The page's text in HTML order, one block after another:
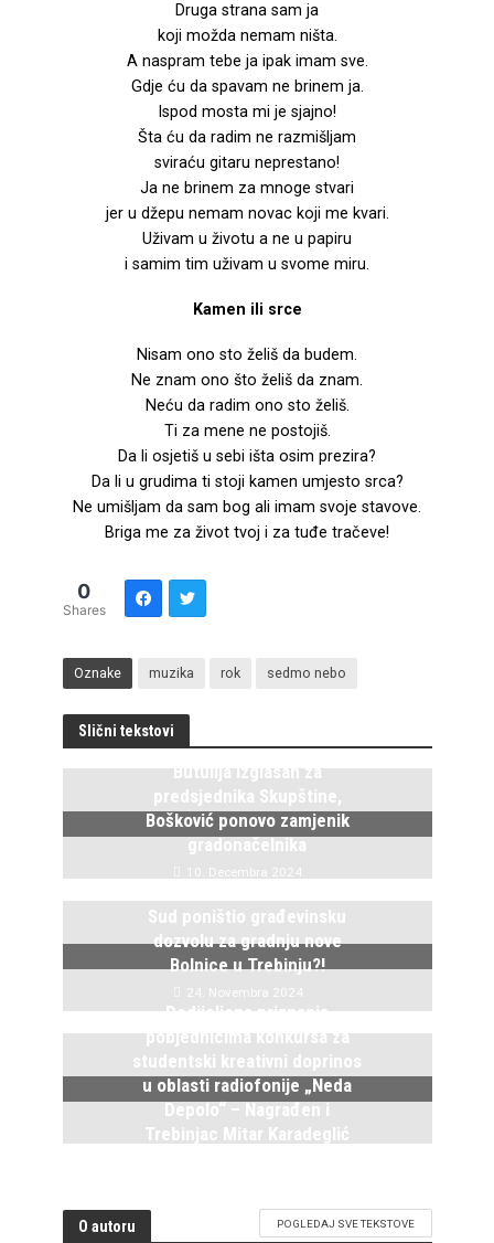
Druga strana sam ja
koji možda nemam ništa.
A naspram tebe ja ipak imam sve.
Gdje ću da spavam ne brinem ja.
Ispod mosta mi je sjajno!
Šta ću da radim ne razmišljam
sviraću gitaru neprestano!
Ja ne brinem za mnoge stvari
jer u džepu nemam novac koji me kvari.
Uživam u životu a ne u papiru
i samim tim uživam u svome miru.
Kamen ili srce
Nisam ono sto želiš da budem.
Ne znam ono što želiš da znam.
Neću da radim ono sto želiš.
Ti za mene ne postojiš.
Da li osjetiš u sebi išta osim prezira?
Da li u grudima ti stoji kamen umjesto srca?
Ne umišljam da sam bog ali imam svoje stavove.
Briga me za život tvoj i za tuđe tračeve!
0
Shares
Oznake muzika rok sedmo nebo
Slični tekstovi
Butulija izglasan za
predsjednika Skupštine,
Bošković ponovo zamjenik
gradonačelnika
10. Decembra 2024.
Sud poništio građevinsku
dozvolu za gradnju nove
Bolnice u Trebinju?!
24. Novembra 2024.
Dodijeljena priznanja
pobjednicima konkursa za
studentski kreativni doprinos
u oblasti radiofonije „Neda
Depolo“ – Nagrađen i
Trebinjac Mitar Karadeglić
O autoru POGLEDAJ SVE TEKSTOVE